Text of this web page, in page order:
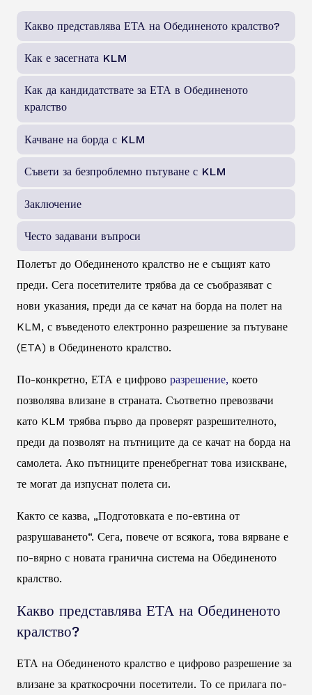
Какво представлява ЕТА на Обединеното кралство?
Как е засегната KLM
Как да кандидатствате за ЕТА в Обединеното
кралство
Качване на борда с KLM
Съвети за безпроблемно пътуване с KLM
Заключение
Често задавани въпроси
Полетът до Обединеното кралство не е същият като
преди. Сега посетителите трябва да се съобразяват с
нови указания, преди да се качат на борда на полет на
KLM, с въведеното електронно разрешение за пътуване
(ETA) в Обединеното кралство.
По-конкретно, ЕТА е цифрово разрешение, което
позволява влизане в страната. Съответно превозвачи
като KLM трябва първо да проверят разрешителното,
преди да позволят на пътниците да се качат на борда на
самолета. Ако пътниците пренебрегнат това изискване,
те могат да изпуснат полета си.
Както се казва, „Подготовката е по-евтина от
разрушаването“. Сега, повече от всякога, това вярване е
по-вярно с новата гранична система на Обединеното
кралство.
Какво представлява ЕТА на Обединеното
кралство?
ЕТА на Обединеното кралство е цифрово разрешение за
влизане за краткосрочни посетители. То се прилага по-